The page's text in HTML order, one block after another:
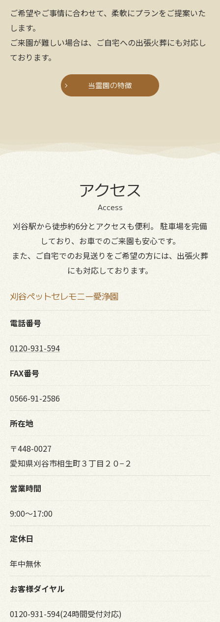
ご希望やご事情に合わせて、柔軟にプランをご提案いた
します。
ご来園が難しい場合は、ご自宅への出張火葬にも対応し
ております。
当霊園の特徴
Access
アクセス
刈谷駅から徒歩約6分とアクセスも便利。 駐車場を完備
しており、お車でのご来園も安心です。
また、ご自宅でのお見送りをご希望の方には、出張火葬
にも対応しております。
刈谷ペットセレモニー愛浄園
電話番号
0120-931-594
FAX番号
0566-91-2586
所在地
〒448-0027
愛知県刈谷市相生町３丁目２０−２
営業時間
9:00～17:00
定休日
年中無休
お客様ダイヤル
0120-931-594(24時間受付対応)